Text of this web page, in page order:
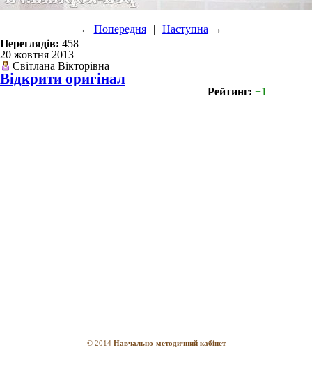
← Попередня | Наступна →
Переглядів: 458
20 жовтня 2013
Світлана Вікторівна
Відкрити оригінал
Рейтинг: +1
© 2014 Навчально-методичний кабінет